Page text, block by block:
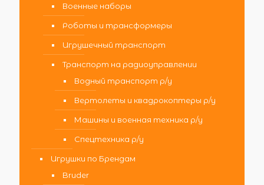
Военные наборы
Роботы и трансформеры
Игрушечный транспорт
Транспорт на радиоуправлении
Водный транспорт р/у
Вертолеты и квадрокоптеры р/у
Машины и военная техника р/у
Спецтехника р/у
Игрушки по Брендам
Bruder